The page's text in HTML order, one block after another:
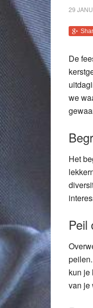
29
De
we
Het
Peil
kun je
van je